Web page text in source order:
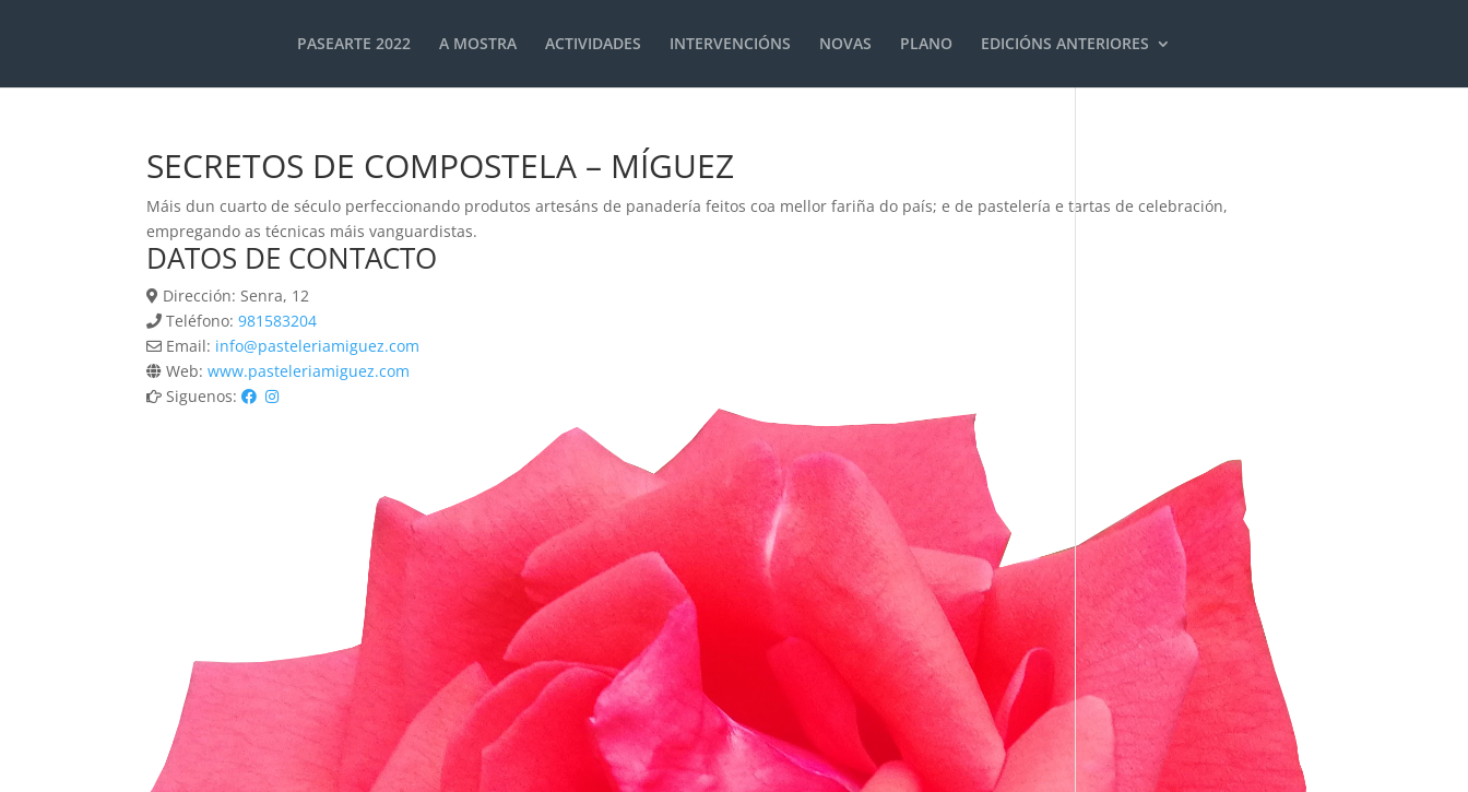
PASEARTE 2022 A MOSTRA ACTIVIDADES INTERVENCIÓNS NOVAS PLANO EDICIÓNS ANTERIORES
SECRETOS DE COMPOSTELA – MÍGUEZ
Máis dun cuarto de século perfeccionando produtos artesáns de panadería feitos coa mellor fariña do país; e de pastelería e tartas de celebración,
empregando as técnicas máis vanguardistas.
DATOS DE CONTACTO
Dirección: Senra, 12
Teléfono:981583204
Email: info@pasteleriamiguez.com
Web:www.pasteleriamiguez.com
Siguenos: